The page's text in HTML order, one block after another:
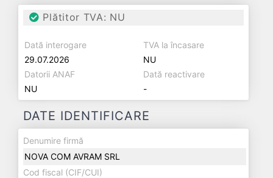
Plătitor TVA: NU
Dată interogare
29.07.2026
TVA la încasare
NU
Datorii ANAF
NU
Dată reactivare
-
DATE IDENTIFICARE
Denumire firmă
NOVA COM AVRAM SRL
Cod fiscal (CIF/CUI)